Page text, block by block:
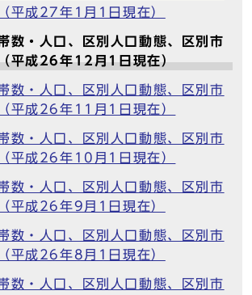
平成27年1月1日現在）
数・人口、区別人口動態、区別市
平成26年12月1日現在）
数・人口、区別人口動態、区別市
平成26年11月1日現在）
数・人口、区別人口動態、区別市
平成26年10月1日現在）
数・人口、区別人口動態、区別市
平成26年9月1日現在）
数・人口、区別人口動態、区別市
平成26年8月1日現在）
数・人口、区別人口動態、区別市